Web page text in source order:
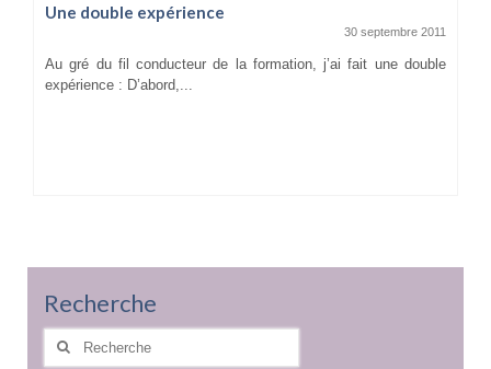
Une double expérience
30 septembre 2011
Au gré du fil conducteur de la formation, j’ai fait une double
expérience : D’abord,...
Recherche
Rechercher